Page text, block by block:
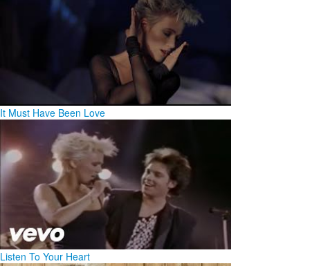
It Must Have Been Love
Listen To Your Heart